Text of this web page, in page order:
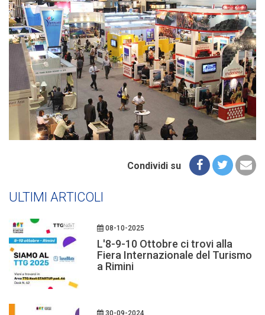
Condividi su
ULTIMI ARTICOLI
08-10-2025
L'8-9-10 Ottobre ci trovi alla
Fiera Internazionale del Turismo
a Rimini
30-09-2024